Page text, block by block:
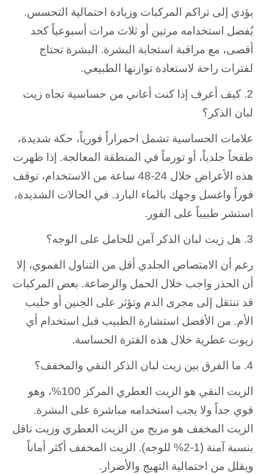
يؤدي إلى تراكم المركبات وزيادة احتمالية التحسس.
يُفضل استخدامه مرتين أو ثلاث مرات أسبوعياً كحد
أقصى، مع مراقبة استجابة البشرة. البشرة تحتاج
لفترات راحة لاستعادة توازنها الطبيعي.
2. كيف أعرف إذا كنت أعاني من حساسية تجاه زيت
لبان الذكر؟
علامات الحساسية تشمل احمراراً فورياً، حكة شديدة،
طفحاً جلدياً، أو تورماً في المنطقة المعالجة. إذا ظهرت
هذه الأعراض خلال 24-48 ساعة من الاستخدام، توقف
فوراً واغسل وجهك بالماء البارد. في الحالات الشديدة،
استشر طبيباً على الفور.
3. هل زيت لبان الذكر آمن للحامل على الوجه؟
رغم أن الامتصاص الجلدي أقل من التناول الفموي، إلا
أن الحذر واجب خلال الحمل والرضاعة. بعض المركبات
قد تنتقل إلى مجرى الدم وتؤثر على الجنين أو حليب
الأم. من الأفضل استشارة الطبيب قبل استخدام أي
زيوت عطرية خلال هذه الفترة الحساسة.
4. ما الفرق بين زيت لبان الذكر النقي والمخفف؟
الزيت النقي هو الزيت العطري المركز 100%، وهو
قوي جداً ولا يجب استخدامه مباشرة على البشرة.
الزيت المخفف هو مزيج من الزيت العطري وزيت ناقل
بنسبة آمنة (1-2% للوجه). الزيت المخفف أكثر أماناً
ويقلل من احتمالية التهيج والأضرار.